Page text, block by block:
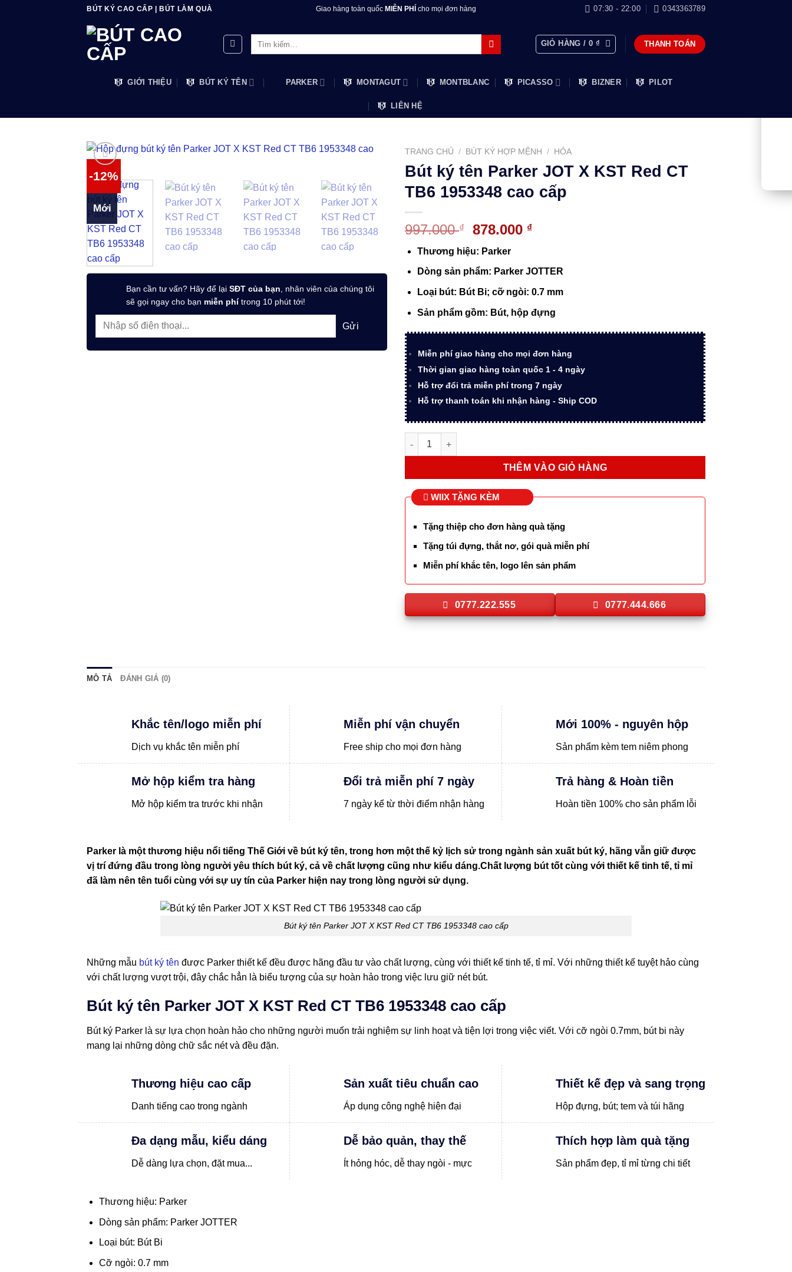
BÚT KÝ CAO CẤP | BÚT LÀM QUÀ Giao hàng toàn quốc MIỄN PHÍ cho mọi đơn hàng 07:30 - 22:00 0343363789
GIỎ HÀNG / 0 ₫ THANH TOÁN
GIỚI THIỆU BÚT KÝ TÊN PARKER MONTAGUT MONTBLANC PICASSO BIZNER PILOT
LIÊN HỆ
-12%
Mới
Bạn cần tư vấn? Hãy để lại SĐT của bạn , nhân viên của chúng tôi
sẽ gọi ngay cho bạn miễn phítrong 10 phút tới!
TRANG CHỦ / BÚT KÝ HỢP MỆNH / HỎA
Bút ký tên Parker JOT X KST Red CT
TB6 1953348 cao cấp
997.000₫
Giá
là:
997.000 ₫.
878.000 ₫Giá
là:
878.000 ₫.
Thương hiệu: Parker
Dòng sản phẩm: Parker JOTTER
Loại bút: Bút Bi; cỡ ngòi: 0.7 mm
Sản phẩm gồm: Bút, hộp đựng
Miễn phí giao hàng cho mọi đơn hàng
Thời gian giao hàng toàn quốc 1 - 4 ngày
Hỗ trợ đổi trả miễn phí trong 7 ngày
Hỗ trợ thanh toán khi nhận hàng - Ship COD
Bút ký tên Parker JOT X KST Red CT TB6 1953348 cao cấp số lượng
THÊM VÀO GIỎ HÀNG
WIIX TẶNG KÈM
Tặng thiệp cho đơn hàng quà tặng
Tặng túi đựng, thắt nơ, gói quà miễn phí
Miễn phí khắc tên, logo lên sản phẩm
0777.222.555 0777.444.666
MÔ TẢ ĐÁNH GIÁ (0)
Khắc tên/logo miễn phí
Dịch vụ khắc tên miễn phí
Miễn phí vận chuyển
Free ship cho mọi đơn hàng
Mới 100% - nguyên hộp
Sản phẩm kèm tem niêm phong
Mở hộp kiểm tra hàng
Mở hộp kiểm tra trước khi nhận
Đổi trả miễn phí 7 ngày
7 ngày kể từ thời điểm nhận hàng
Trả hàng & Hoàn tiền
Hoàn tiền 100% cho sản phẩm lỗi
Parker là một thương hiệu nổi tiếng Thế Giới về bút ký tên, trong hơn một thế kỷ lịch sử trong ngành sản xuất bút ký, hãng vẫn giữ được
vị trí đứng đầu trong lòng người yêu thích bút ký, cả về chất lượng cũng như kiểu dáng.Chất lượng bút tốt cùng với thiết kế tinh tế, tỉ mỉ
đã làm nên tên tuổi cùng với sự uy tín của Parker hiện nay trong lòng người sử dụng.
Bút ký tên Parker JOT X KST Red CT TB6 1953348 cao cấp
Những mẫu bút ký tên được Parker thiết kế đều được hãng đầu tư vào chất lượng, cùng với thiết kế tinh tế, tỉ mỉ. Với những thiết kế tuyệt hảo cùng
với chất lượng vượt trội, đây chắc hẳn là biểu tượng của sự hoàn hảo trong việc lưu giữ nét bút.
Bút ký tên Parker JOT X KST Red CT TB6 1953348 cao cấp
Bút ký Parker là sự lựa chọn hoàn hảo cho những người muốn trải nghiệm sự linh hoạt và tiện lợi trong việc viết. Với cỡ ngòi 0.7mm, bút bi này
mang lại những dòng chữ sắc nét và đều đặn.
Thương hiệu cao cấp
Danh tiếng cao trong ngành
Sản xuất tiêu chuẩn cao
Áp dụng công nghệ hiện đại
Thiết kế đẹp và sang trọng
Hộp đựng, bút; tem và túi hãng
Đa dạng mẫu, kiểu dáng
Dễ dàng lựa chọn, đặt mua...
Dễ bảo quản, thay thế
Ít hỏng hóc, dễ thay ngòi - mực
Thích hợp làm quà tặng
Sản phẩm đẹp, tỉ mỉ từng chi tiết
Thương hiệu: Parker
Dòng sản phẩm: Parker JOTTER
Loại bút: Bút Bi
Cỡ ngòi: 0.7 mm